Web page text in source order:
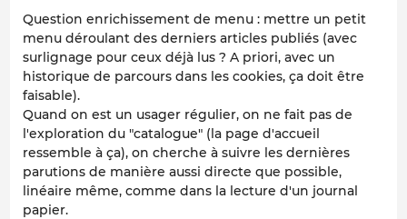
Question enrichissement de menu : mettre un petit
menu déroulant des derniers articles publiés (avec
surlignage pour ceux déjà lus ? A priori, avec un
historique de parcours dans les cookies, ça doit être
faisable).
Quand on est un usager régulier, on ne fait pas de
l'exploration du "catalogue" (la page d'accueil
ressemble à ça), on cherche à suivre les dernières
parutions de manière aussi directe que possible,
linéaire même, comme dans la lecture d'un journal
papier.